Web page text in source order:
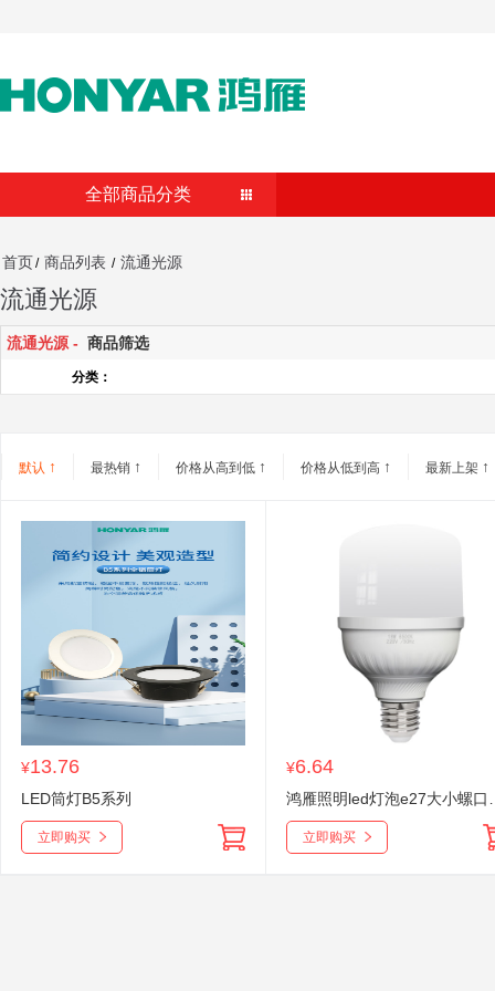
全部商品分类
首页 / 商品列表 / 流通光源
流通光源
流通光源 - 商品筛选
分类：
默认 ↑ 最热销 ↑ 价格从高到低 ↑ 价格从低到高 ↑ 最新上架 ↑
¥13.76
LED筒灯B5系列
立即购买
¥6.64
立即购买